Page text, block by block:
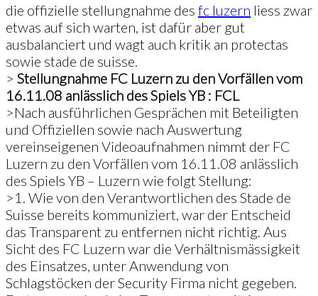
die offizielle stellungnahme des fc luzern liess zwar
etwas auf sich warten, ist dafür aber gut
ausbalanciert und wagt auch kritik an protectas
sowie stade de suisse.
> Stellungnahme FC Luzern zu den Vorfällen vom
16.11.08 anlässlich des Spiels YB : FCL
>Nach ausführlichen Gesprächen mit Beteiligten
und Offiziellen sowie nach Auswertung
vereinseigenen Videoaufnahmen nimmt der FC
Luzern zu den Vorfällen vom 16.11.08 anlässlich
des Spiels YB – Luzern wie folgt Stellung:
>1. Wie von den Verantwortlichen des Stade de
Suisse bereits kommuniziert, war der Entscheid
das Transparent zu entfernen nicht richtig. Aus
Sicht des FC Luzern war die Verhältnismässigkeit
des Einsatzes, unter Anwendung von
Schlagstöcken der Security Firma nicht gegeben.